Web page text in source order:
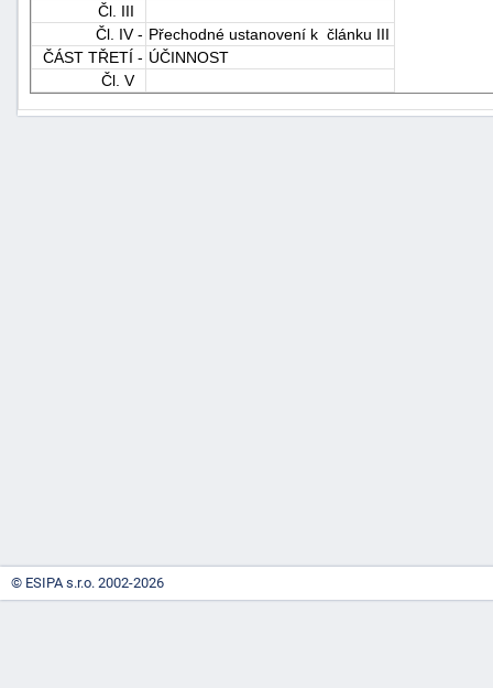
Čl. III
Čl. IV - Přechodné ustanovení k článku III
ČÁST TŘETÍ - ÚČINNOST
Čl. V
© ESIPA s.r.o. 2002-2026